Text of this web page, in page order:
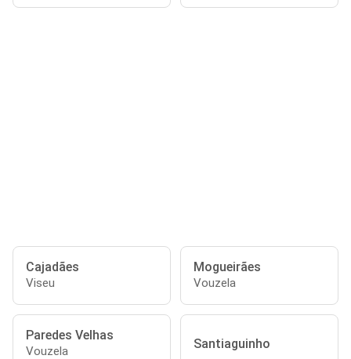
Cajadães
Viseu
Mogueirães
Vouzela
Paredes Velhas
Vouzela Santiaguinho